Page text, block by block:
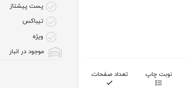
نوبت چاپ تعداد صفحات
پست پیشتاز
تیباکس
ویژه
موجود در انبار